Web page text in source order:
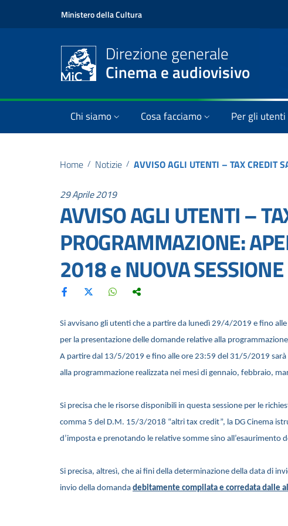
Ministero della Cultura
Direzione generale
Cinema e audiovisivo
Chi siamo Cosa facciamo Per gli utenti
Home / Notizie /
29 Aprile 2019
AVVISO AGLI UTENTI –
PROGRAMMAZIONE:
2018 e NUOVA
Si avvisano gli utenti che a partire da lunedì 29/4/2019 e fino
per la presentazione delle domande relative alla
A partire dal 13/5/2019 e fino alle ore 23:59 del 31/5/2019
alla programmazione realizzata nei mesi di gennaio, febbraio,
Si precisa che le risorse disponibili in questa sessione per le
comma 5 del D.M. 15/3/2018 “altri tax credit”, la DG Cinema
d’imposta e prenotando le relative somme sino all’esaurimento
Si precisa, altresì, che ai fini della determinazione della data di
invio della domanda debitamente compilata e corredata dalle